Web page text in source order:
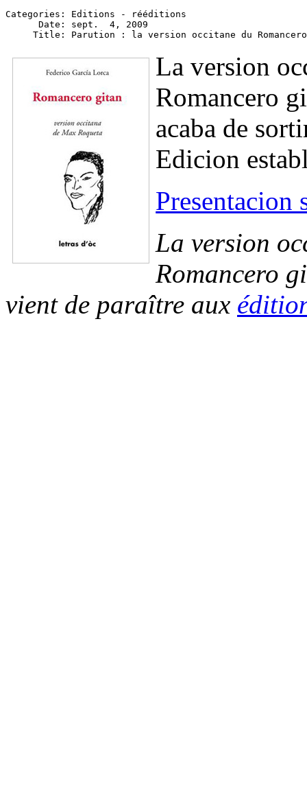
Categories: Editions - rééditions
      Date: sept.  4, 2009
La version
Romancero
acaba de
Edicion
Presentacion
La version
Romancero
vient de paraître aux